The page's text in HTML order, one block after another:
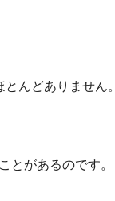
んどありません。
ことがあるのです。